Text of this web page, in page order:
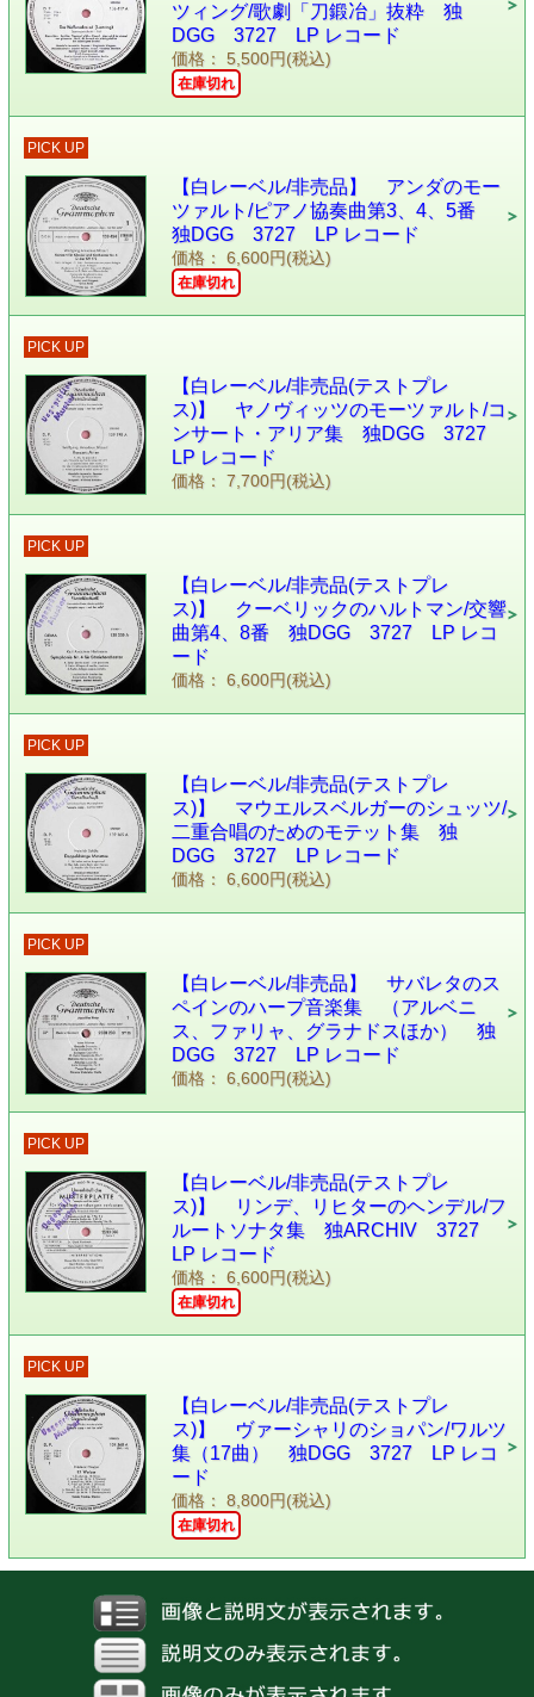
ツィング/歌劇「刀鍛冶」抜粋 独
DGG 3727 LP レコード
価格： 5,500円(税込)
在庫切れ
PICK UP
【白レーベル/非売品】 アンダのモー
ツァルト/ピアノ協奏曲第3、4、5番
独DGG 3727 LP レコード
価格： 6,600円(税込)
在庫切れ
PICK UP
【白レーベル/非売品(テストプレ
ス)】 ヤノヴィッツのモーツァルト/コ
ンサート・アリア集 独DGG 3727
LP レコード
価格： 7,700円(税込)
PICK UP
【白レーベル/非売品(テストプレ
ス)】 クーベリックのハルトマン/交響
曲第4、8番 独DGG 3727 LP レコ
ード
価格： 6,600円(税込)
PICK UP
【白レーベル/非売品(テストプレ
ス)】 マウエルスベルガーのシュッツ/
二重合唱のためのモテット集 独
DGG 3727 LP レコード
価格： 6,600円(税込)
PICK UP
【白レーベル/非売品】 サバレタのス
ペインのハープ音楽集 （アルベニ
ス、ファリャ、グラナドスほか） 独
DGG 3727 LP レコード
価格： 6,600円(税込)
PICK UP
【白レーベル/非売品(テストプレ
ス)】 リンデ、リヒターのヘンデル/フ
ルートソナタ集 独ARCHIV 3727
LP レコード
価格： 6,600円(税込)
在庫切れ
PICK UP
【白レーベル/非売品(テストプレ
ス)】 ヴァーシャリのショパン/ワルツ
集（17曲） 独DGG 3727 LP レコ
ード
価格： 8,800円(税込)
在庫切れ